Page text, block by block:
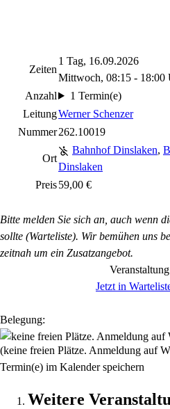
Zeiten
1 Tag, 16.09.2026
Mittwoch, 08:15 - 18:00
Anzahl
1 Termin(e)
LeitungWerner Schenzer
Nummer262.10019
Ort
Bahnhof Dinslaken,
Dinslaken
Preis59,00 €
Bitte melden Sie sich an, auch wenn
sollte (Warteliste). Wir bemühen uns
zeitnah um ein Zusatzangebot.
Jetzt in
Belegung:
(keine freien Plätze. Anmeldung auf
Termin(e) im Kalender speichern
Weitere